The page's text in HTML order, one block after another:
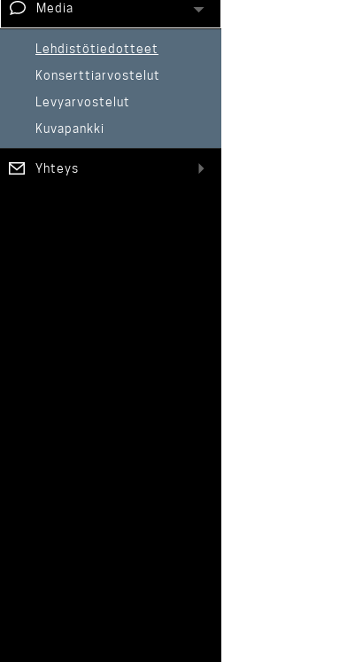
Media
Lehdistötiedotteet
Konserttiarvostelut
Levyarvostelut
Kuvapankki
Yhteys